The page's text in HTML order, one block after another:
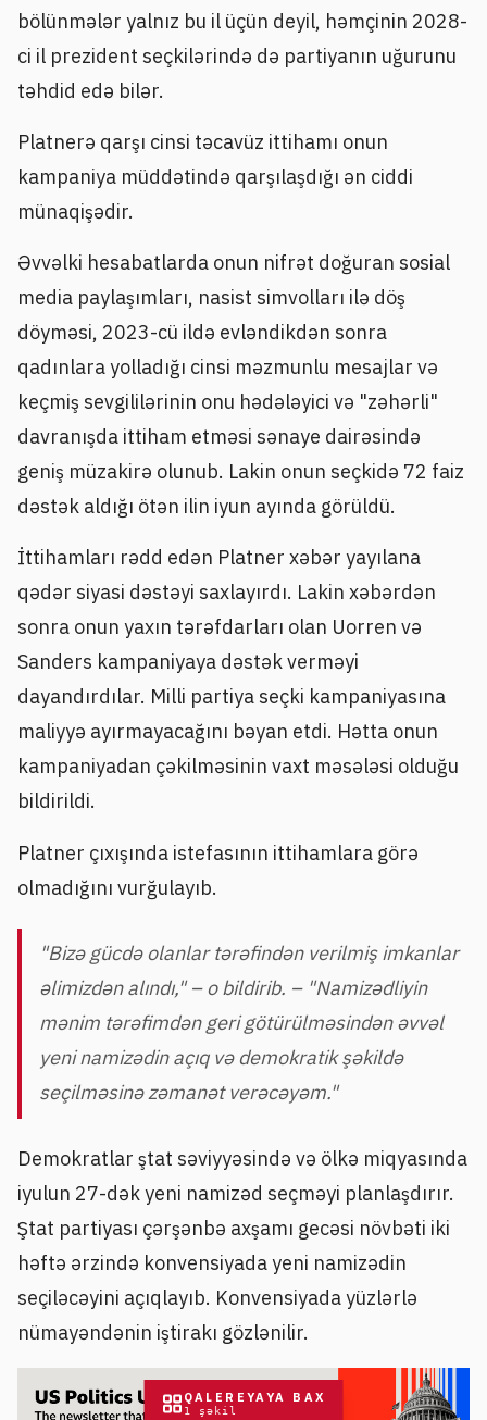
bölünmələr yalnız bu il üçün deyil, həmçinin 2028-
ci il prezident seçkilərində də partiyanın uğurunu
təhdid edə bilər.
Platnerə qarşı cinsi təcavüz ittihamı onun
kampaniya müddətində qarşılaşdığı ən ciddi
münaqişədir.
Əvvəlki hesabatlarda onun nifrət doğuran sosial
media paylaşımları, nasist simvolları ilə döş
döyməsi, 2023-cü ildə evləndikdən sonra
qadınlara yolladığı cinsi məzmunlu mesajlar və
keçmiş sevgililərinin onu hədələyici və "zəhərli"
davranışda ittiham etməsi sənaye dairəsində
geniş müzakirə olunub. Lakin onun seçkidə 72 faiz
dəstək aldığı ötən ilin iyun ayında görüldü.
İttihamları rədd edən Platner xəbər yayılana
qədər siyasi dəstəyi saxlayırdı. Lakin xəbərdən
sonra onun yaxın tərəfdarları olan Uorren və
Sanders kampaniyaya dəstək verməyi
dayandırdılar. Milli partiya seçki kampaniyasına
maliyyə ayırmayacağını bəyan etdi. Hətta onun
kampaniyadan çəkilməsinin vaxt məsələsi olduğu
bildirildi.
Platner çıxışında istefasının ittihamlara görə
olmadığını vurğulayıb.
"Bizə gücdə olanlar tərəfindən verilmiş imkanlar
əlimizdən alındı," – o bildirib. – "Namizədliyin
mənim tərəfimdən geri götürülməsindən əvvəl
yeni namizədin açıq və demokratik şəkildə
seçilməsinə zəmanət verəcəyəm."
Demokratlar ştat səviyyəsində və ölkə miqyasında
iyulun 27-dək yeni namizəd seçməyi planlaşdırır.
Ştat partiyası çərşənbə axşamı gecəsi növbəti iki
həftə ərzində konvensiyada yeni namizədin
seçiləcəyini açıqlayıb. Konvensiyada yüzlərlə
nümayəndənin iştirakı gözlənilir.
QALEREYAYA BAX
1 şəkil